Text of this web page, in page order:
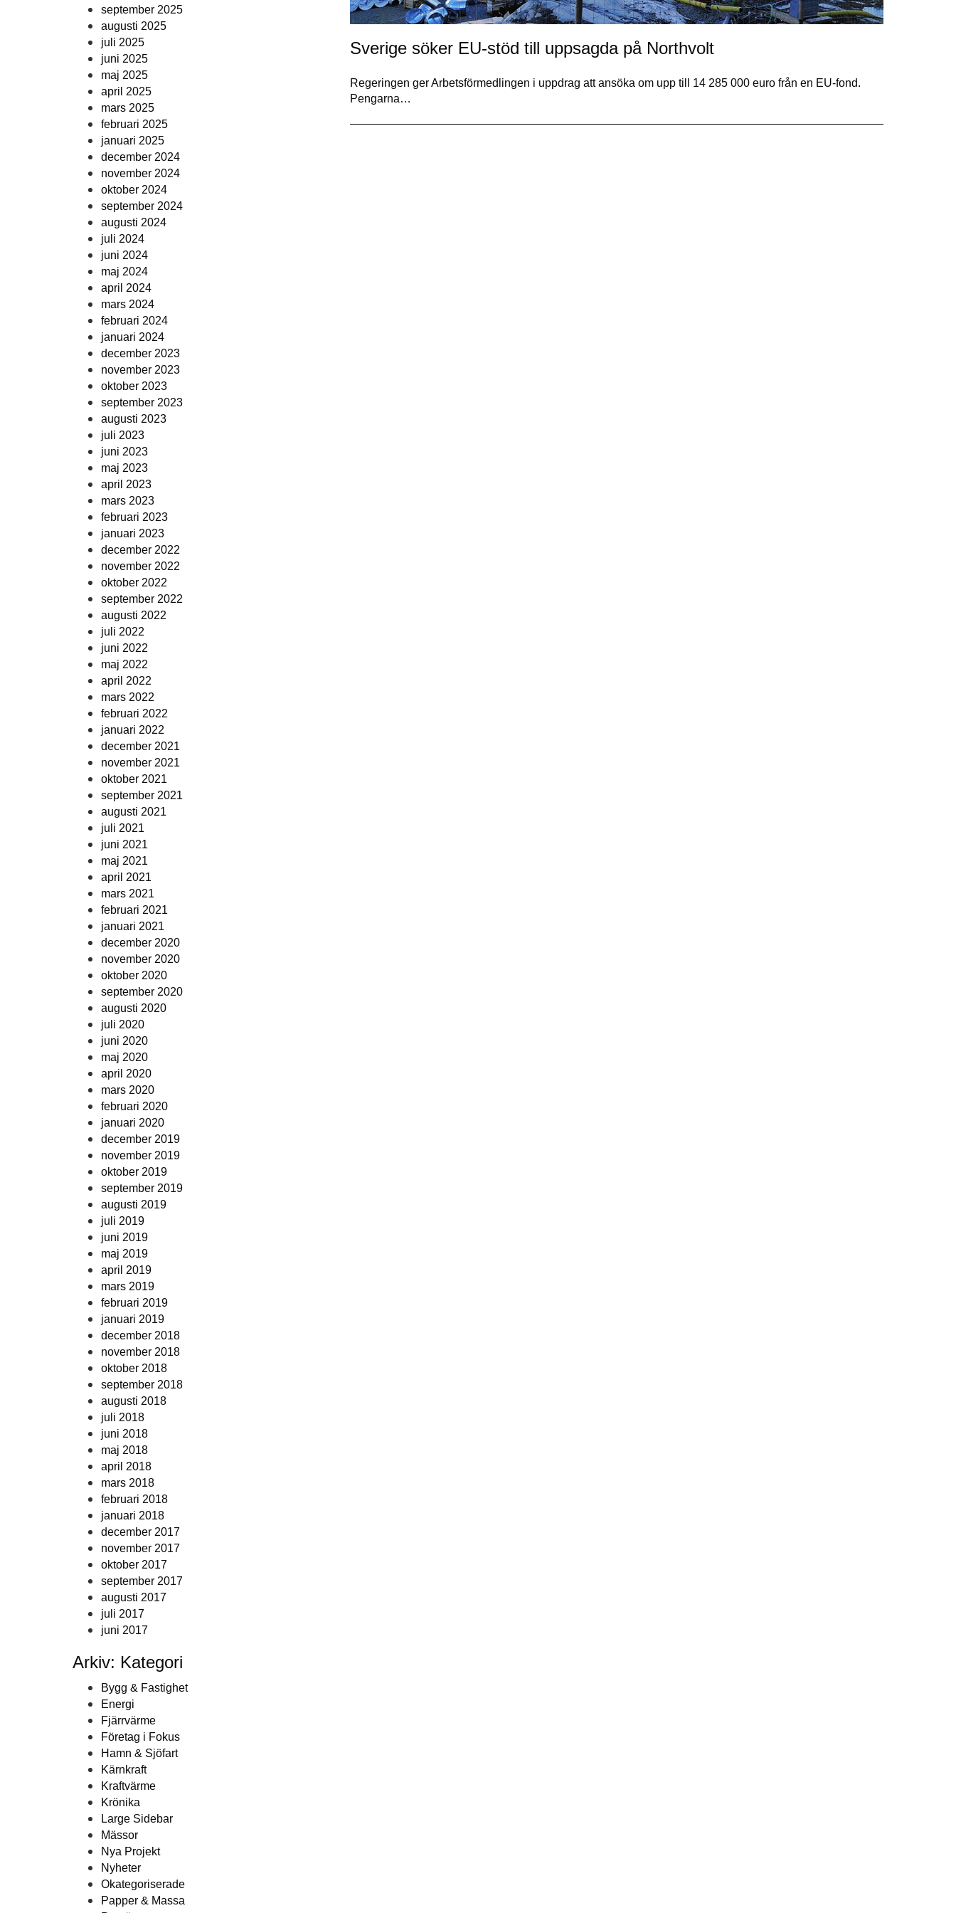
september 2025
augusti 2025
juli 2025
juni 2025
maj 2025
april 2025
mars 2025
februari 2025
januari 2025
december 2024
november 2024
oktober 2024
september 2024
augusti 2024
juli 2024
juni 2024
maj 2024
april 2024
mars 2024
februari 2024
januari 2024
december 2023
november 2023
oktober 2023
september 2023
augusti 2023
juli 2023
juni 2023
maj 2023
april 2023
mars 2023
februari 2023
januari 2023
december 2022
november 2022
oktober 2022
september 2022
augusti 2022
juli 2022
juni 2022
maj 2022
april 2022
mars 2022
februari 2022
januari 2022
december 2021
november 2021
oktober 2021
september 2021
augusti 2021
juli 2021
juni 2021
maj 2021
april 2021
mars 2021
februari 2021
januari 2021
december 2020
november 2020
oktober 2020
september 2020
augusti 2020
juli 2020
juni 2020
maj 2020
april 2020
mars 2020
februari 2020
januari 2020
december 2019
november 2019
oktober 2019
september 2019
augusti 2019
juli 2019
juni 2019
maj 2019
april 2019
mars 2019
februari 2019
januari 2019
december 2018
november 2018
oktober 2018
september 2018
augusti 2018
juli 2018
juni 2018
maj 2018
april 2018
mars 2018
februari 2018
januari 2018
december 2017
november 2017
oktober 2017
september 2017
augusti 2017
juli 2017
juni 2017
Arkiv: Kategori
Bygg & Fastighet
Energi
Fjärrvärme
Företag i Fokus
Hamn & Sjöfart
Kärnkraft
Kraftvärme
Krönika
Large Sidebar
Mässor
Nya Projekt
Nyheter
Okategoriserade
Papper & Massa
Sverige söker EU-stöd till uppsagda på Northvolt
Regeringen ger Arbetsförmedlingen i uppdrag att ansöka om upp till 14 285 000 euro från en EU-fond.
Pengarna…